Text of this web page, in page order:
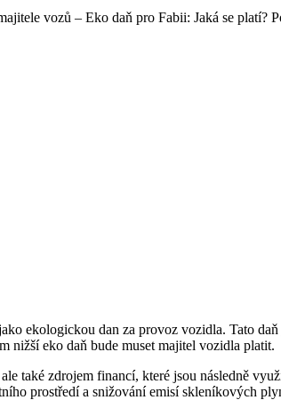
vozů – Eko daň pro Fabii: Jaká se
ekologickou dan za provoz vozidla. Tato
nižší eko daň bude muset majitel vozidla platit.
také zdrojem financí, které jsou následně
prostředí a snižování emisí skleníkových